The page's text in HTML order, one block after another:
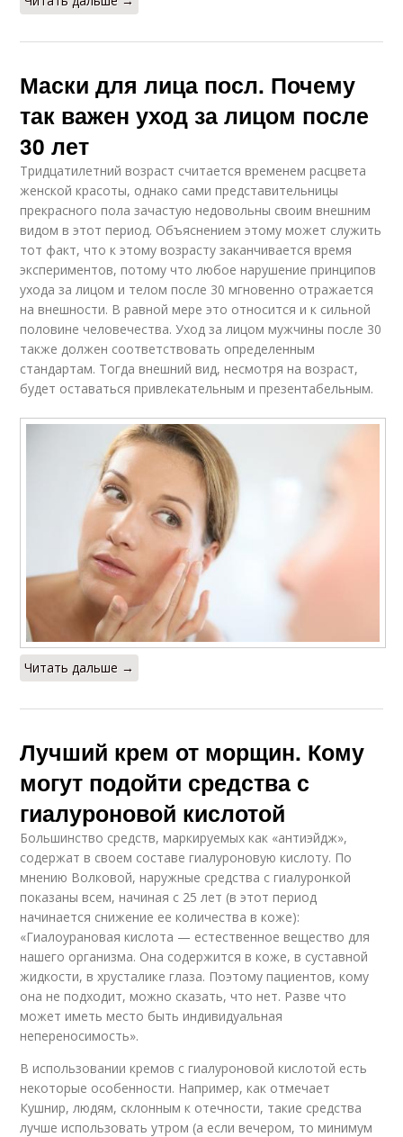
Маски для лица посл. Почему
так важен уход за лицом после
30 лет
Тридцатилетний возраст считается временем расцвета
женской красоты, однако сами представительницы
прекрасного пола зачастую недовольны своим внешним
видом в этот период. Объяснением этому может служить
тот факт, что к этому возрасту заканчивается время
экспериментов, потому что любое нарушение принципов
ухода за лицом и телом после 30 мгновенно отражается
на внешности. В равной мере это относится и к сильной
половине человечества. Уход за лицом мужчины после 30
также должен соответствовать определенным
стандартам. Тогда внешний вид, несмотря на возраст,
будет оставаться привлекательным и презентабельным.
Читать дальше →
Лучший крем от морщин. Кому
могут подойти средства с
гиалуроновой кислотой
Большинство средств, маркируемых как «антиэйдж»,
содержат в своем составе гиалуроновую кислоту. По
мнению Волковой, наружные средства с гиалуронкой
показаны всем, начиная с 25 лет (в этот период
начинается снижение ее количества в коже):
«Гиалоурановая кислота — естественное вещество для
нашего организма. Она содержится в коже, в суставной
жидкости, в хрусталике глаза. Поэтому пациентов, кому
она не подходит, можно сказать, что нет. Разве что
может иметь место быть индивидуальная
непереносимость».
В использовании кремов с гиалуроновой кислотой есть
некоторые особенности. Например, как отмечает
Кушнир, людям, склонным к отечности, такие средства
лучше использовать утром (а если вечером, то минимум